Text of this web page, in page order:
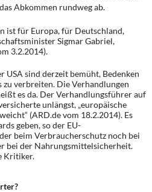
Abkommen rundweg ab.
ist für Europa, für Deutschland,
Sigmar Gabriel,
3.2.2014).
USA sind derzeit bemüht, Bedenken
verbreiten. Die Verhandlungen
es da. Der Verhandlungsführer auf
unlängst, „europäische
(ARD.de vom 18.2.2014). Es
geben, so der EU-
beim Verbraucherschutz noch bei
bei der Nahrungsmittelsicherheit.
Kritiker.